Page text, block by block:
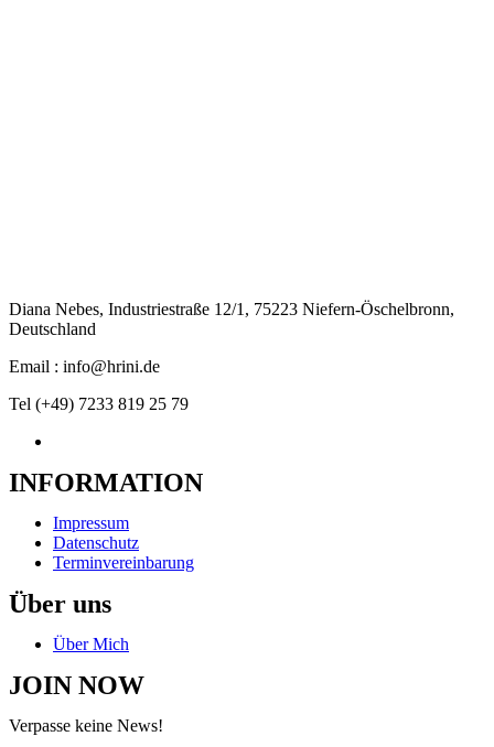
Diana Nebes, Industriestraße 12/1, 75223 Niefern-Öschelbronn,
Deutschland
Email : info@hrini.de
Tel (+49) 7233 819 25 79
INFORMATION
Impressum
Datenschutz
Terminvereinbarung
Über uns
Über Mich
JOIN NOW
Verpasse keine News!